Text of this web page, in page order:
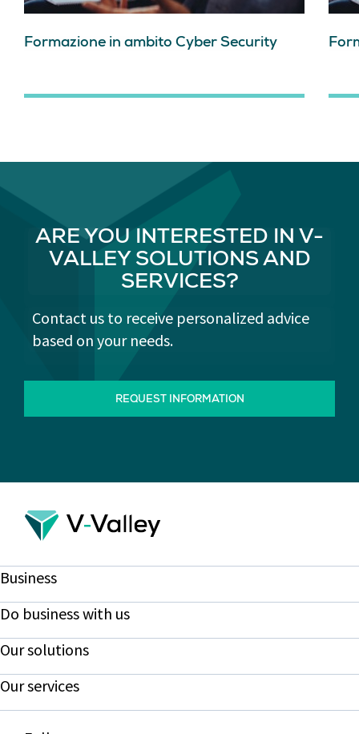
Formazione in ambito Cyber Security
ARE YOU INTERESTED IN V-
VALLEY SOLUTIONS AND
SERVICES?
Contact us to receive personalized advice
based on your needs.
REQUEST INFORMATION
Business
Do business with us
Our solutions
Our services